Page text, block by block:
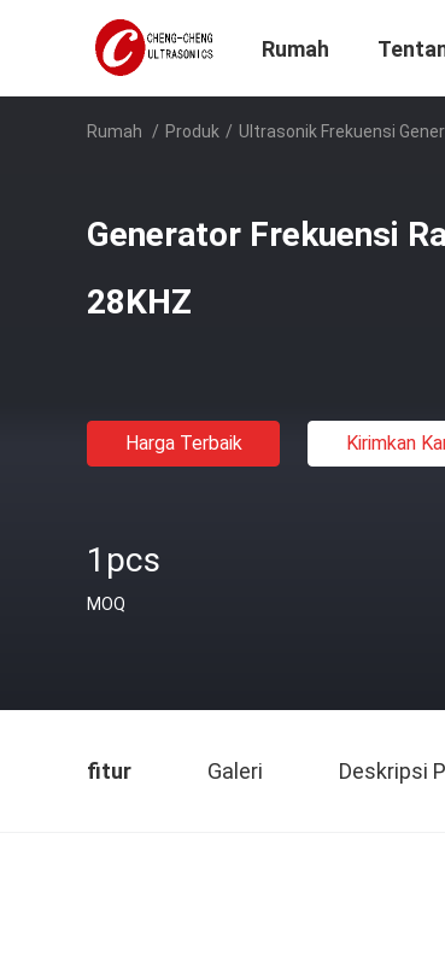
Rumah
Rumah / Produk / Ultrasonik Frekuensi
Generator Frekuensi
28KHZ
Harga Terbaik Kirimkan
1pcs
MOQ
fitur Galeri Deskripsi